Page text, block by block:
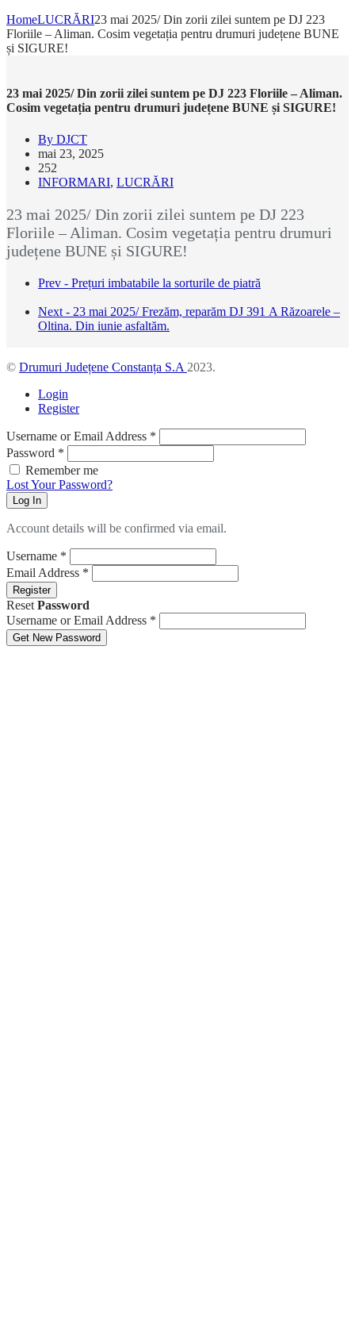
HomeLUCRĂRI23 mai 2025/ Din zorii zilei suntem pe DJ 223
Floriile – Aliman. Cosim vegetația pentru drumuri județene BUNE
și SIGURE!
23 mai 2025/ Din zorii zilei suntem pe DJ 223 Floriile – Aliman.
Cosim vegetația pentru drumuri județene BUNE și SIGURE!
By DJCT
mai 23, 2025
252
INFORMARI, LUCRĂRI
23 mai 2025/ Din zorii zilei suntem pe DJ 223
Floriile – Aliman. Cosim vegetația pentru drumuri
județene BUNE și SIGURE!
Prev - Prețuri imbatabile la sorturile de piatră
Next - 23 mai 2025/ Frezăm, reparăm DJ 391 A Răzoarele –
Oltina. Din iunie asfaltăm.
© Drumuri Județene Constanța S.A 2023.
Login
Register
Username or Email Address *
Password *
Remember me
Lost Your Password?
Log In
Account details will be confirmed via email.
Username *
Email Address *
Register
Reset Password
Username or Email Address *
Get New Password